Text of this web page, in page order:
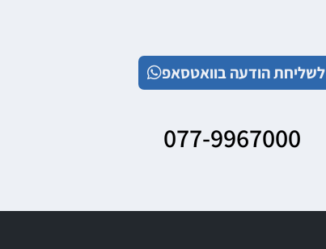
לשליחת הודעה בוואטסאפ
077-9967000